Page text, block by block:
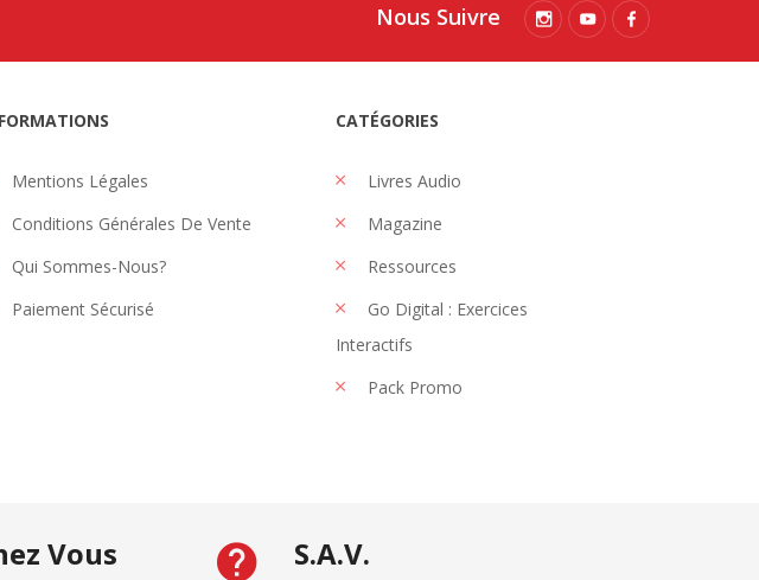
Nous Suivre
Mentions Légales
Conditions Générales De Vente
Qui Sommes-Nous?
Paiement Sécurisé
CATÉGORIES
Livres Audio
Magazine
Ressources
Go Digital : Exercices
Interactifs
Pack Promo
Vous S.A.V.